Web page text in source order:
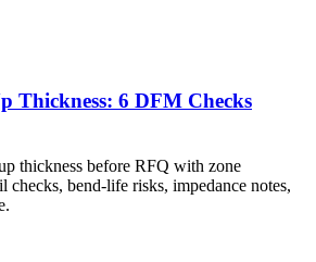
Thickness: 6 DFM Checks
thickness before RFQ with zone
checks, bend-life risks, impedance notes,